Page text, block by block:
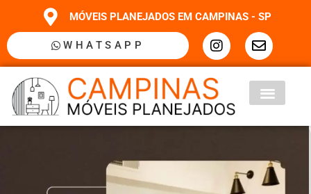
MÓVEIS PLANEJADOS EM CAMPINAS - SP
WHATSAPP